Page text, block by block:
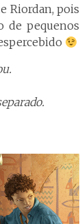
Riordan, pois
de pequenos